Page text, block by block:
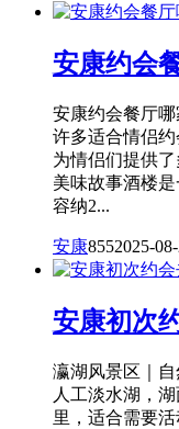
安康约会
安康约会餐厅
许多适合情侣
为情侣们提供
美味故事酒楼
容纳2...
安康8552025-
安康初次
瀛湖风景区｜
人工淡水湖，
里，适合需要